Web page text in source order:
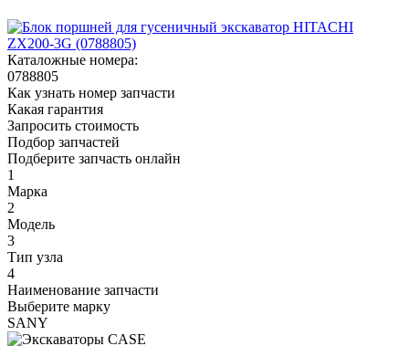
Каталожные номера:
0788805
Как узнать номер запчасти
Какая гарантия
Запросить стоимость
Подбор запчастей
Подберите запчасть онлайн
1
Марка
2
Модель
3
Тип узла
4
Наименование запчасти
Выберите марку
SANY